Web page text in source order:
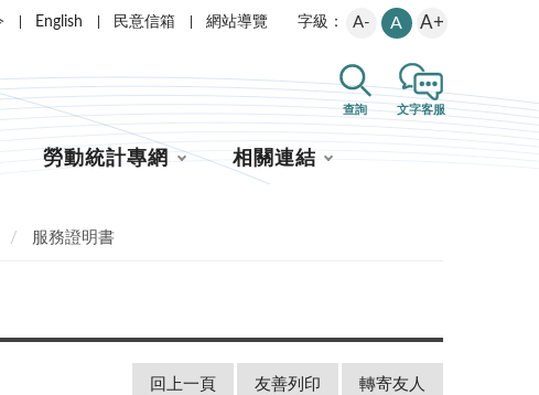
English 民意信箱 網站導覽 字級： A- A A+
查詢 文字客服
勞動統計專網 相關連結
服務證明書
回上一頁 友善列印 轉寄友人